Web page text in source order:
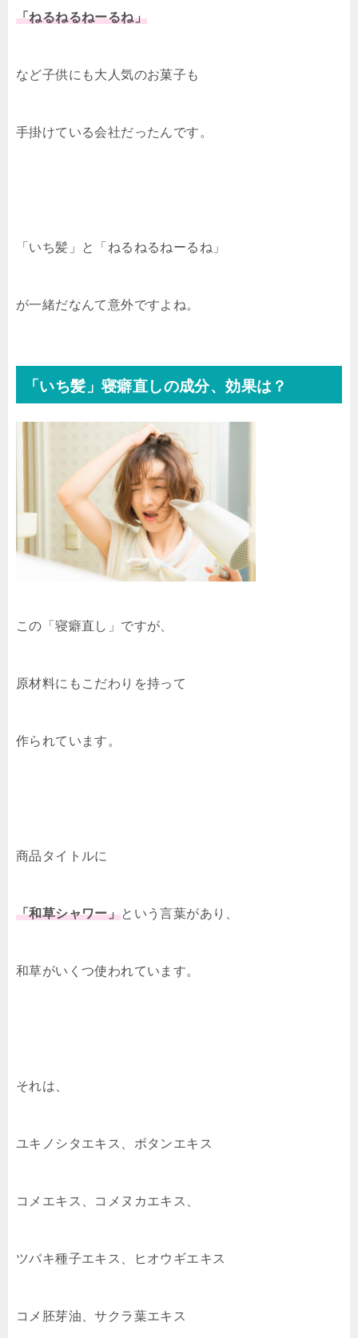
「ねるねるねーるね」
など子供にも大人気のお菓子も
手掛けている会社だったんです。
「いち髪」と「ねるねるねーるね」
が一緒だなんて意外ですよね。
「いち髪」寝癖直しの成分、効果は？
この「寝癖直し」ですが、
原材料にもこだわりを持って
作られています。
商品タイトルに
「和草シャワー」という言葉があり、
和草がいくつ使われています。
それは、
ユキノシタエキス、ボタンエキス
コメエキス、コメヌカエキス、
ツバキ種子エキス、ヒオウギエキス
コメ胚芽油、サクラ葉エキス